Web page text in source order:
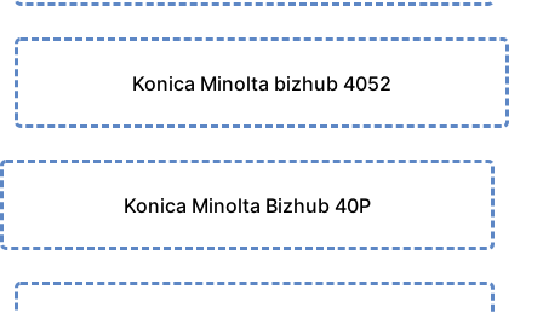
Konica Minolta bizhub 4052
Konica Minolta Bizhub 40P